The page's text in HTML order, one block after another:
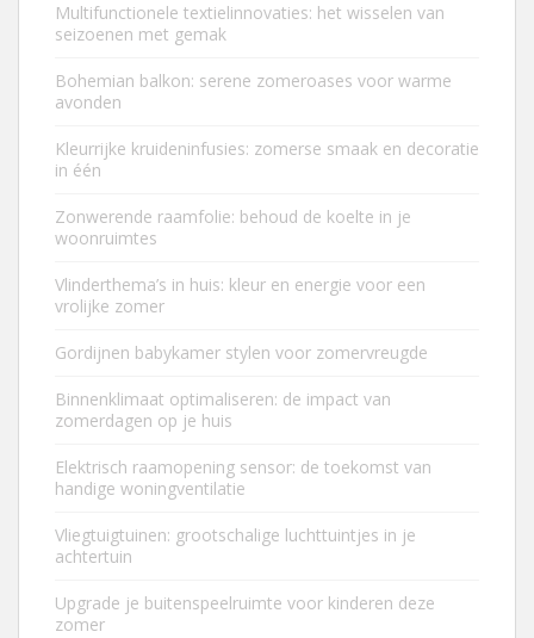
Multifunctionele textielinnovaties: het wisselen van
seizoenen met gemak
Bohemian balkon: serene zomeroases voor warme
avonden
Kleurrijke kruideninfusies: zomerse smaak en decoratie
in één
Zonwerende raamfolie: behoud de koelte in je
woonruimtes
Vlinderthema’s in huis: kleur en energie voor een
vrolijke zomer
Gordijnen babykamer stylen voor zomervreugde
Binnenklimaat optimaliseren: de impact van
zomerdagen op je huis
Elektrisch raamopening sensor: de toekomst van
handige woningventilatie
Vliegtuigtuinen: grootschalige luchttuintjes in je
achtertuin
Upgrade je buitenspeelruimte voor kinderen deze
zomer